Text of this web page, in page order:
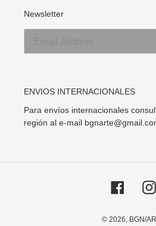
Newsletter
ENVIOS INTERNACIONALES
Para envíos internacionales
región al e-mail
© 2026, BGN/